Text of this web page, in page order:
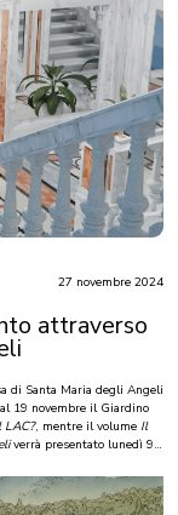
27 novembre 2024
attraverso
di Santa Maria degli Angeli
19 novembre il Giardino
LAC?, mentre il volume Il
verrà presentato lunedì 9
al 1517 nell’area dove oggi